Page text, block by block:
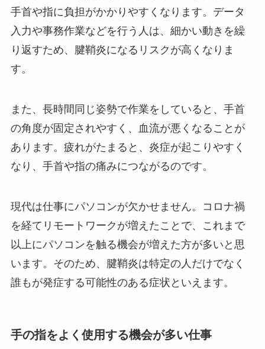
手首や指に負担がかかりやすくなります。データ
入力や事務作業などを行う人は、細かい動きを繰
り返すため、腱鞘炎になるリスクが高くなりま
す。
また、長時間同じ姿勢で作業をしていると、手首
の角度が固定されやすく、血流が悪くなることが
あります。疲れがたまると、炎症が起こりやすく
なり、手首や指の痛みにつながるのです。
現代は仕事にパソコンが欠かせません。コロナ禍
を経てリモートワークが増えたことで、これまで
以上にパソコンを触る機会が増えた方が多いと思
います。そのため、腱鞘炎は特定の人だけでなく
誰もが発症する可能性のある症状といえます。
手の指をよく使用する機会が多い仕事